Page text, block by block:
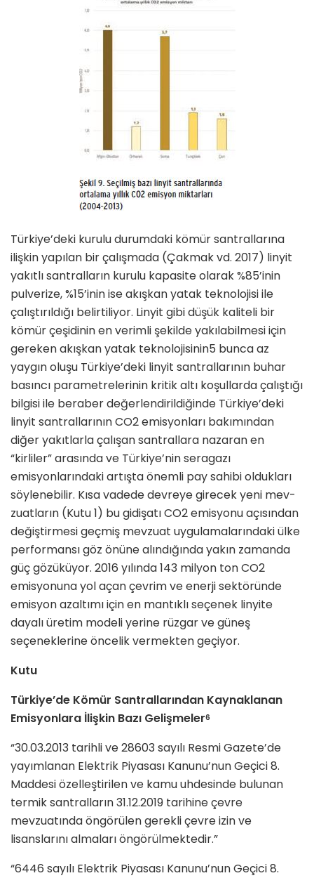
Türkiye’deki kurulu durumdaki kö­mür santrallarına
ilişkin yapılan bir çalışmada (Çakmak vd. 2017) linyit
yakıtlı santralların kurulu kapasite olarak %85’inin
pulverize, %15’inin ise akışkan yatak teknolojisi ile
çalıştırıldığı belirtiliyor. Linyit gibi düşük kaliteli bir
kömür çeşidinin en verimli şekilde yakılabilmesi için
gereken akışkan yatak teknolojisi­nin5 bunca az
yaygın oluşu Türki­ye’deki linyit santrallarının buhar
basıncı parametrelerinin kritik altı koşullarda çalıştığı
bilgisi ile beraber değerlendirildiğinde Türkiye’deki
linyit santrallarının CO2 emisyonları bakımından
diğer yakıtlarla çalışan santrallara nazaran en
“kirliler” arasında ve Türkiye’nin seragazı
emisyonlarındaki artışta önemli pay sahibi oldukları
söylenebilir. Kısa vadede devreye girecek yeni mev­
zuatların (Kutu 1) bu gidişatı CO2 emisyonu açısından
değiştirmesi geçmiş mevzuat uygulamalarındaki ülke
performansı göz önüne alındığında yakın zamanda
güç gö­züküyor. 2016 yılında 143 milyon ton CO2
emisyonuna yol açan çev­rim ve enerji sektöründe
emisyon azaltımı için en mantıklı seçenek linyite
dayalı üretim modeli yerine rüzgar ve güneş
seçeneklerine ön­celik vermekten geçiyor.
Kutu
Türkiye’de Kömür Santrallarından Kaynaklanan
Emisyonlara İlişkin Bazı Gelişmeler6
“30.03.2013 tarihli ve 28603 sayılı Resmi Gazete’de
yayımlanan Elektrik Piyasası Kanunu’nun Geçici 8.
Maddesi özelleştirilen ve kamu uhdesinde bulunan
termik santralların 31.12.2019 tarihine çevre
mevzuatında öngörülen gerekli çevre izin ve
lisanslarını almaları öngörülmektedir.”
“6446 sayılı Elektrik Piyasası Kanunu’nun Geçici 8.